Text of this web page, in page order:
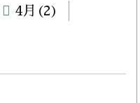
4月(2)